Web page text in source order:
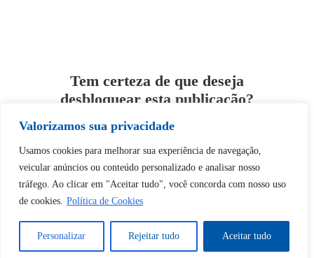
Valorizamos sua privacidade
Usamos cookies para melhorar sua experiência de navegação,
veicular anúncios ou conteúdo personalizado e analisar nosso
tráfego. Ao clicar em "Aceitar tudo", você concorda com nosso uso
de cookies. Política de Cookies
Personalizar Rejeitar tudo Aceitar tudo
Tem certeza de que deseja
desbloquear esta publicação?
Sim Não